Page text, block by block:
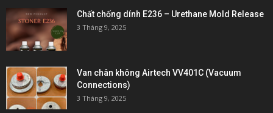
Chất chống dính E236 – Urethane Mold Release
3 Tháng 9, 2025
Van chân không Airtech VV401C (Vacuum
Connections)
3 Tháng 9, 2025